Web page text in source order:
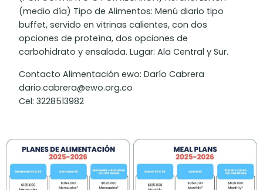
(medio día) Tipo de Alimentos: Menú diario tipo
buffet, servido en vitrinas calientes, con dos
opciones de proteína, dos opciones de
carbohidrato y ensalada. Lugar: Ala Central y Sur.
Contacto Alimentación ewo: Darío Cabrera
dario.cabrera@ewo.org.co
Cel: 3228513982